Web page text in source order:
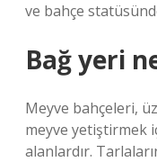
ve bahçe
Bağ yeri
Meyve bahçeleri,
meyve yetiştirmek
alanlardır.